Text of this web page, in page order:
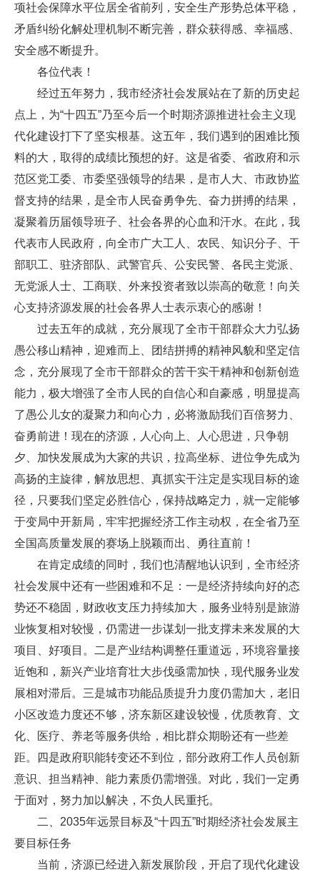
项社会保障水平位居全省前列，安全生产形势总体平稳，
矛盾纠纷化解处理机制不断完善，群众获得感、幸福感、
安全感不断提升。
各位代表！
经过五年努力，我市经济社会发展站在了新的历史起
点上，为“十四五”乃至今后一个时期济源推进社会主义现
代化建设打下了坚实根基。这五年，我们遇到的困难比预
料的大，取得的成绩比预想的好。这是省委、省政府和示
范区党工委、市委坚强领导的结果，是市人大、市政协监
督支持的结果，是全市人民奋勇争先、奋力拼搏的结果，
凝聚着历届领导班子、社会各界的心血和汗水。在此，我
代表市人民政府，向全市广大工人、农民、知识分子、干
部职工、驻济部队、武警官兵、公安民警、各民主党派、
无党派人士、工商联、外来投资者致以崇高的敬意！向关
心支持济源发展的社会各界人士表示衷心的感谢！
过去五年的成就，充分展现了全市干部群众大力弘扬
愚公移山精神，迎难而上、团结拼搏的精神风貌和坚定信
念，充分展现了全市干部群众的苦干实干精神和创新创造
能力，极大增强了全市人民的自信心和自豪感，明显提高
了愚公儿女的凝聚力和向心力，必将激励我们百倍努力、
奋勇前进！现在的济源，人心向上、人心思进，只争朝
夕、加快发展成为大家的共识，拉高坐标、进位争先成为
高扬的主旋律，解放思想、真抓实干注定是实现目标的途
径，只要我们坚定必胜信心，保持战略定力，就一定能够
于变局中开新局，牢牢把握经济工作主动权，在全省乃至
全国高质量发展的赛场上脱颖而出、勇往直前！
在肯定成绩的同时，我们也清醒地认识到，全市经济
社会发展中还有一些困难和不足：一是经济持续向好的态
势还不稳固，财政收支压力持续加大，服务业特别是旅游
业恢复相对较慢，仍需进一步谋划一批支撑未来发展的大
项目、好项目。二是产业结构调整任重道远，环境容量接
近饱和，新兴产业培育壮大步伐亟需加快，现代服务业发
展相对滞后。三是城市功能品质提升力度仍需加大，老旧
小区改造力度还不够，济东新区建设较慢，优质教育、文
化、医疗、养老等服务供给，相比群众期盼还有一些差
距。四是政府职能转变还不到位，部分政府工作人员创新
意识、担当精神、能力素质仍需增强。对此，我们一定勇
于面对，努力加以解决，不负人民重托。
二、2035年远景目标及“十四五”时期经济社会发展主
要目标任务
当前，济源已经进入新发展阶段，开启了现代化建设